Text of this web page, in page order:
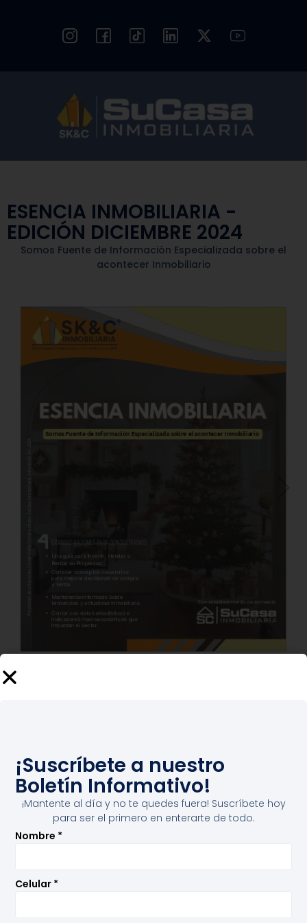
ESENCIA INMOBILIARIA -
EDICIÓN DICIEMBRE 2024
Somos Fuente de Información Especializada sobre el
acontecer Inmobiliario
¡Suscríbete a nuestro
Boletín Informativo!
¡Mantente al día y no te quedes fuera! Suscríbete hoy
para ser el primero en enterarte de todo.
Nombre *
Celular *